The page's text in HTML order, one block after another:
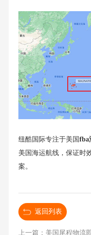
纽酷国际专注于美国 fba
美国海运航线，保证时
案。
返回列表